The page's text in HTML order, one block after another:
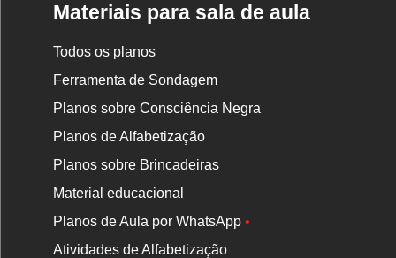
Materiais para sala de aula
Todos os planos
Ferramenta de Sondagem
Planos sobre Consciência Negra
Planos de Alfabetização
Planos sobre Brincadeiras
Material educacional
Planos de Aula por WhatsApp•
Atividades de Alfabetização